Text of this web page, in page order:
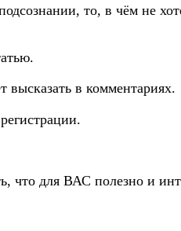
то, в чём не
в комментариях.
что для ВАС полезно и